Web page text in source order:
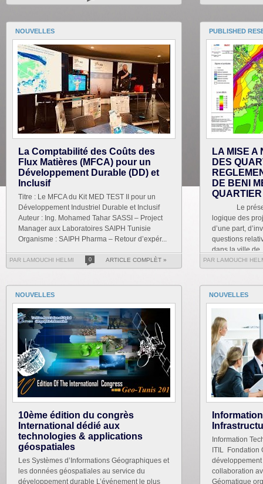
NOUVELLES
La Comptabilité des Coûts des
Flux Matières (MFCA) pour un
Développement Durable (DD) et
Inclusif
Titre : Le MFCA du Kit MED TEST II pour un
Développement Industriel Durable et Inclusif
Auteur : Ing. Mohamed Tahar SASSI – Project
Manager aux Laboratoires SAIPH Tunisie
Organisme : SAIPH Pharma – Retour d’expér...
PAR LAMOUCHI HELMI 0 ARTICLE COMPLÈT »
PUBLISHED
LA MISE A
DES
DE BENI
Le présent
logique des
d’une part,
questions
dans la ville de
PAR LAMOUCHI
NOUVELLES
10ème édition du congrès
International dédié aux
technologies & applications
géospatiales
Les Systèmes d’Informations Géographiques et
les données géospatiales au service du
développement durable L’événement le plus
NOUVELLES
Information
ITIL Fondation
collaboration
Géomatique